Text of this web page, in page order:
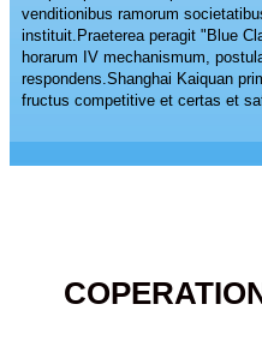
venditionibus ramorum
instituit.Praeterea peragit "Blue
horarum IV mechanismum,
respondens.Shanghai Kaiquan
fructus competitive et certas et